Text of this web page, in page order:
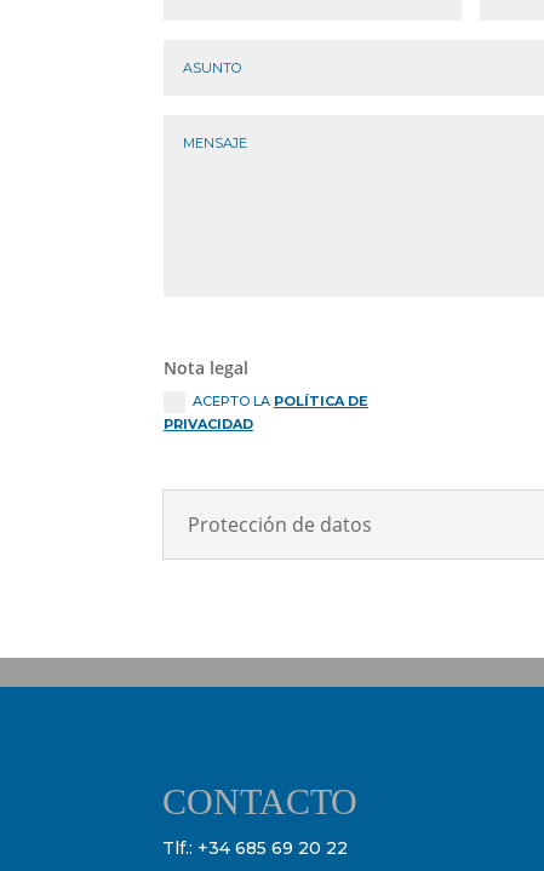
Nota legal
ACEPTO LA POLÍTICA DE
PRIVACIDAD
Protección de datos
CONTACTO
Tlf.: +34 685 69 20 22